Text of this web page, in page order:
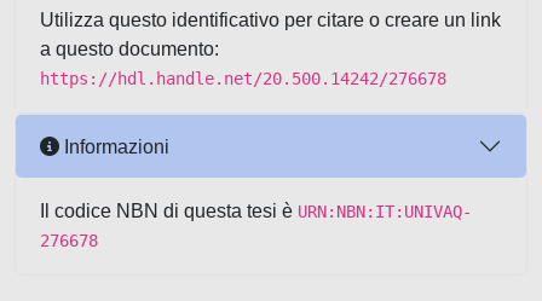
Utilizza questo identificativo per citare o creare un link
a questo documento:
https://hdl.handle.net/20.500.14242/276678
Informazioni
Il codice NBN di questa tesi è URN:NBN:IT:UNIVAQ-
276678